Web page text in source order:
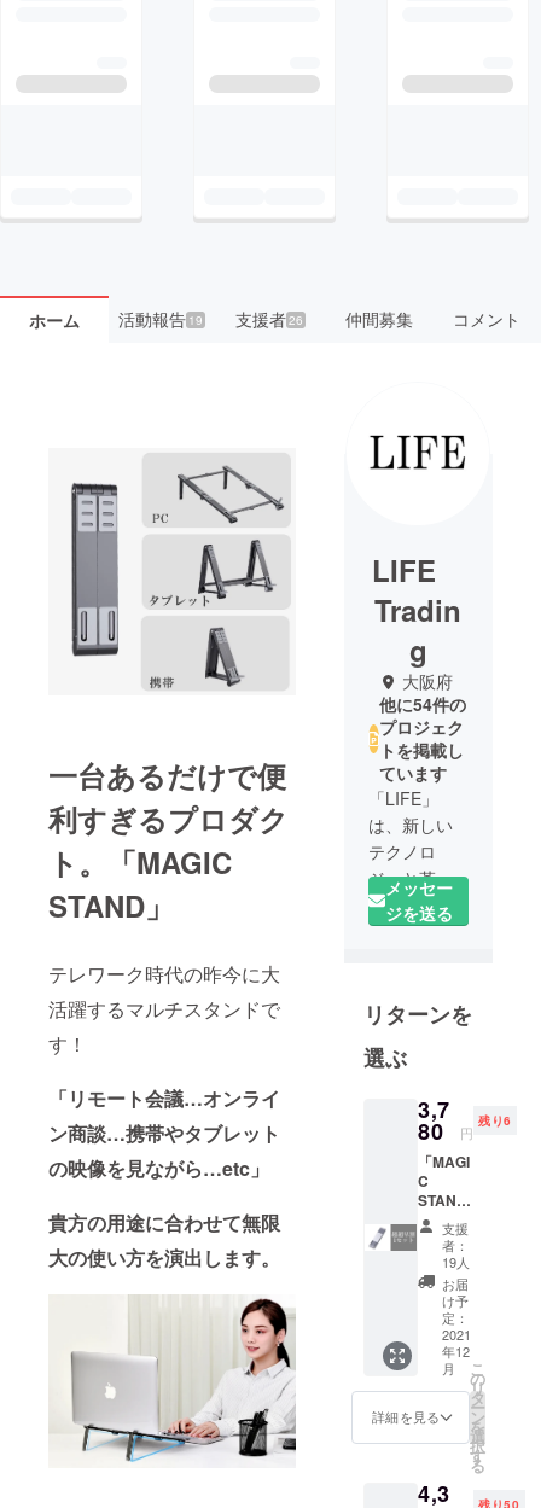
ホーム 活動報告19 支援者 26 仲間募集 コメント
一台あるだけで便
利すぎるプロダク
ト。「MAGIC
STAND」
テレワーク時代の昨今に大
活躍するマルチスタンドで
す！
「リモート会議…オンライ
ン商談…携帯やタブレット
の映像を見ながら…etc」
貴方の用途に合わせて無限
大の使い方を演出します。
LIFE
Tradin
g
大阪府
他に54件の
プロジェク
トを掲載し
ています
「LIFE」
は、新しい
テクノロ
ジーと革新
的な家電製
品の提供に
トアップ
す。チーム
品、工家電
製品、面白
く便利を追
求するよう
に構成され
ています。
チームの目
標は、高品
利」「面白
い」「革新
的」をお客
運営してお
メッセー
ジを送る
リターンを
選ぶ
3,7
80 円
残り6
「MAGI
C
STAND
」1セッ
ト
【税・
送料
込】 25
名様限
定価
格！
【一般
販売予
定価格
の5400
円から
フ】 ※
支援
者：
19人
お届
け予
定：
2021
年12
月
詳細を見る
こ
の
リ
タ
ー
ン
を
選
択
す
る
4,3 残り50